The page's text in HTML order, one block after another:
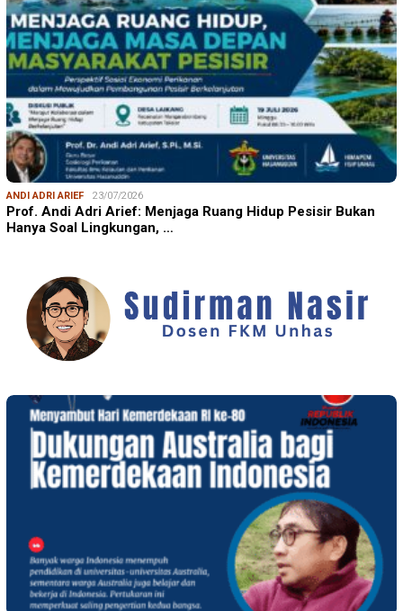
ANDI ADRI ARIEF 23/07/2026
Prof. Andi Adri Arief: Menjaga Ruang Hidup Pesisir Bukan
Hanya Soal Lingkungan, …